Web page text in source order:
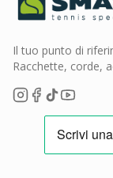
Il tuo punto di
Racchette, corde,